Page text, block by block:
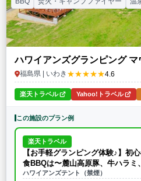
ハワイアンズグランピング
福島県 | いわき ★★★★★4.6
楽天トラベル Yahoo!トラベル
この施設のプラン例
楽天トラベル
【お手軽グランピング体験♪】初
食BBQは〜麓山高原豚、牛ハラミ
ハワイアンズテント（禁煙）